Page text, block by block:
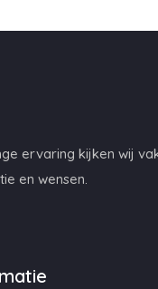
ervaring kijken wij
en wensen.